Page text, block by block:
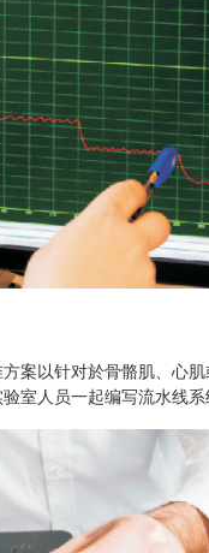
案以针对於骨骼肌、心
室人员一起编写流水线系